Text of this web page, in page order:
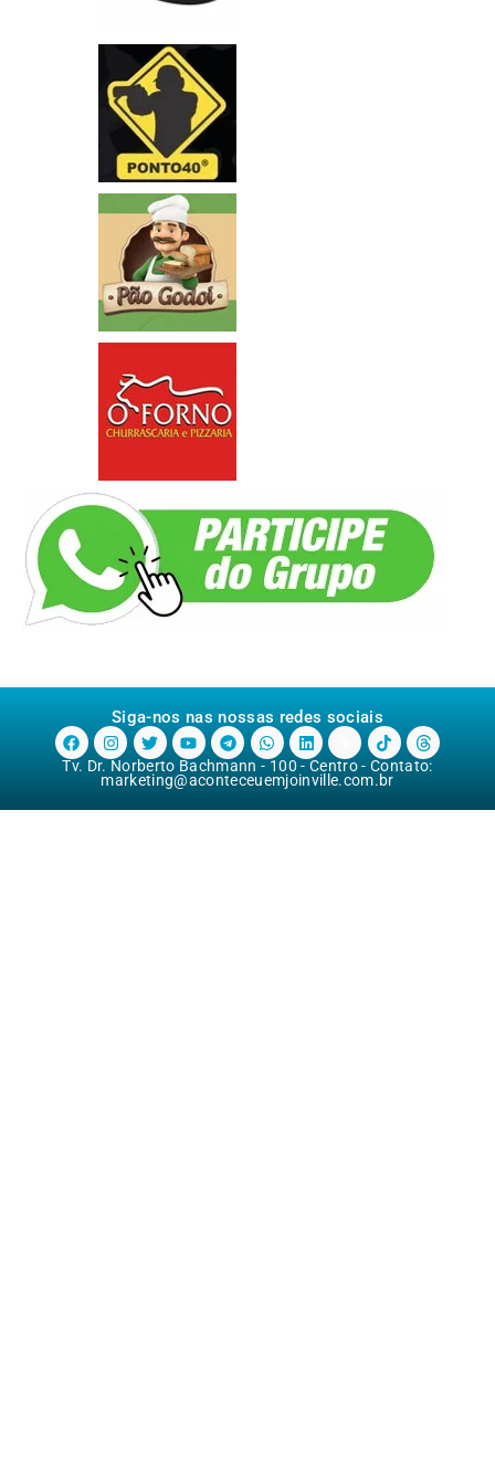
Siga-nos nas nossas redes sociais
Tv. Dr. Norberto Bachmann - 100 - Centro - Contato:
marketing@aconteceuemjoinville.com.br